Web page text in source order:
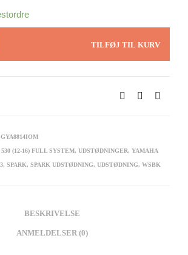
TILFØJ TIL KURV
GYA8814IOM
(12-16) FULL SYSTEM, UDSTØDNINGER, YAMAHA
, SPARK, SPARK UDSTØDNING, UDSTØDNING, WSBK
BESKRIVELSE
ANMELDELSER (0)